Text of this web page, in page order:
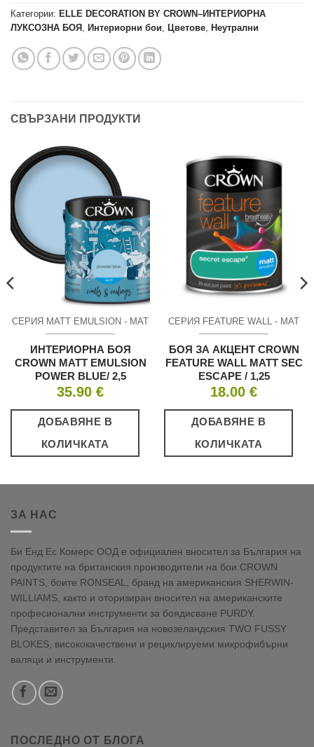
Категории: ELLE DECORATION BY CROWN–ИНТЕРИОРНА
ЛУКСОЗНА БОЯ Интериорни бои Цветове Неутрални
СВЪРЗАНИ ПРОДУКТИ
СЕРИЯ MATT EMULSION - МАТ
ИНТЕРИОРНА БОЯ
CROWN MATT EMULSION
POWER BLUE/ 2,5
35.90 €
ДОБАВЯНЕ В
КОЛИЧКАТА
СЕРИЯ FEATURE WALL - МАТ
БОЯ ЗА АКЦЕНТ CROWN
FEATURE WALL MATT SEC
ESCAPE / 1,25
18.00 €
ДОБАВЯНЕ В
КОЛИЧКАТА
ЗА НАС
Би Енд Ес Комерс ООД е официален вносител за България на
продуктите на британския производители на бои CROWN
PAINTS, боите RONSEAL, бранд на американския SHERWIN-
WILLIAMS, както и оторизиран вносител на американските
професионални инструменти за боядисване PURDY.
Представител за България на новозеландския TWO FUSSY
BLOKES, висококачествени и рециклируеми микрофибърни
валяци и инструменти.
ПОСЛЕДНО ОТ БЛОГА